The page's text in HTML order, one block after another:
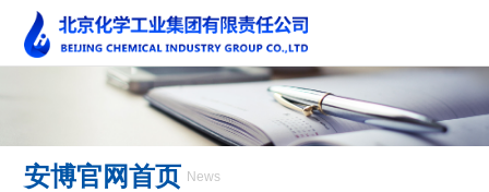
安博官网首页 News